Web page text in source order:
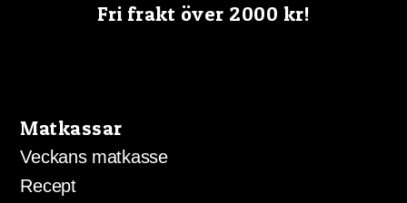
Fri frakt över 2000 kr!
Matkassar
Veckans matkasse
Recept